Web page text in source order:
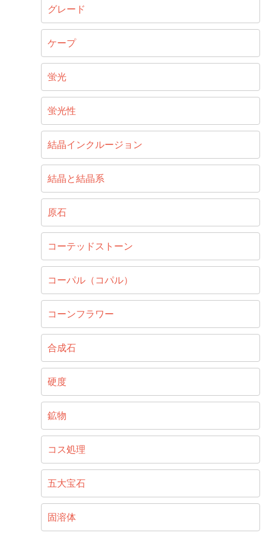
グレード
ケープ
蛍光
蛍光性
結晶インクルージョン
結晶と結晶系
原石
コーテッドストーン
コーパル（コパル）
コーンフラワー
合成石
硬度
鉱物
コス処理
五大宝石
固溶体